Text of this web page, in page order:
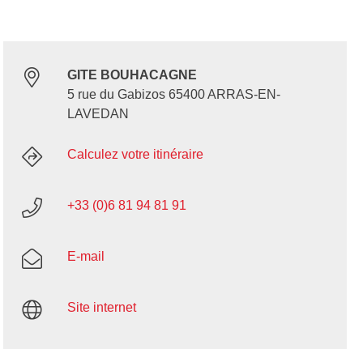
GITE BOUHACAGNE
5 rue du Gabizos 65400 ARRAS-EN-
LAVEDAN
Calculez votre itinéraire
+33 (0)6 81 94 81 91
E-mail
Site internet